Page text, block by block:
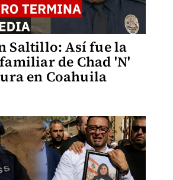
Saltillo: Así fue la
de Chad 'N'
en Coahuila